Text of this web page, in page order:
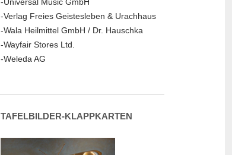
-Verlag Freies Geistesleben & Urachhaus
-Wala Heilmittel GmbH / Dr. Hauschka
-Wayfair Stores Ltd.
-Weleda AG
TAFELBILDER-KLAPPKARTEN